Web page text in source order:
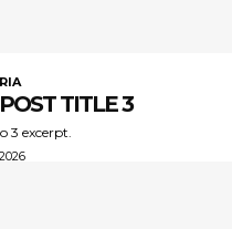
TITLE 3
3 excerpt.